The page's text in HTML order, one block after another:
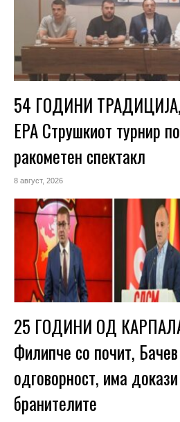
54 ГОДИНИ
ЕРА Струшкиот турнир
ракометен спектакл
8 август, 2026
25 ГОДИНИ ОД
Филипче со почит,
одговорност, има
бранителите